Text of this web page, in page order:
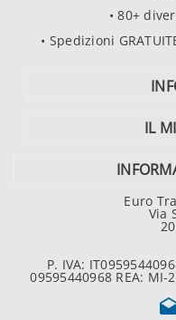
• 80+
• Spedizioni
IL
Euro
Via
P. IVA:
09595440968 REA: MI-